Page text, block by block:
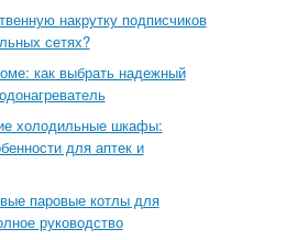
накрутку подписчиков
сетях?
как выбрать надежный
холодильные шкафы:
для аптек и
паровые котлы для
руководство